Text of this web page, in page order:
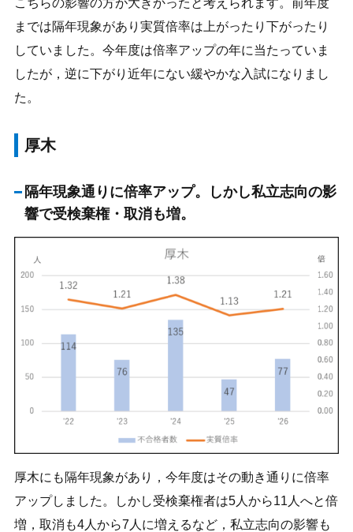
こちらの影響の方が大きかったと考えられます。前年度
までは隔年現象があり実質倍率は上がったり下がったり
していました。今年度は倍率アップの年に当たっていま
したが，逆に下がり近年にない緩やかな入試になりまし
た。
厚木
隔年現象通りに倍率アップ。しかし私立志向の影
響で受検棄権・取消も増。
厚木にも隔年現象があり，今年度はその動き通りに倍率
アップしました。しかし受検棄権者は5人から11人へと倍
増，取消も4人から7人に増えるなど，私立志向の影響も